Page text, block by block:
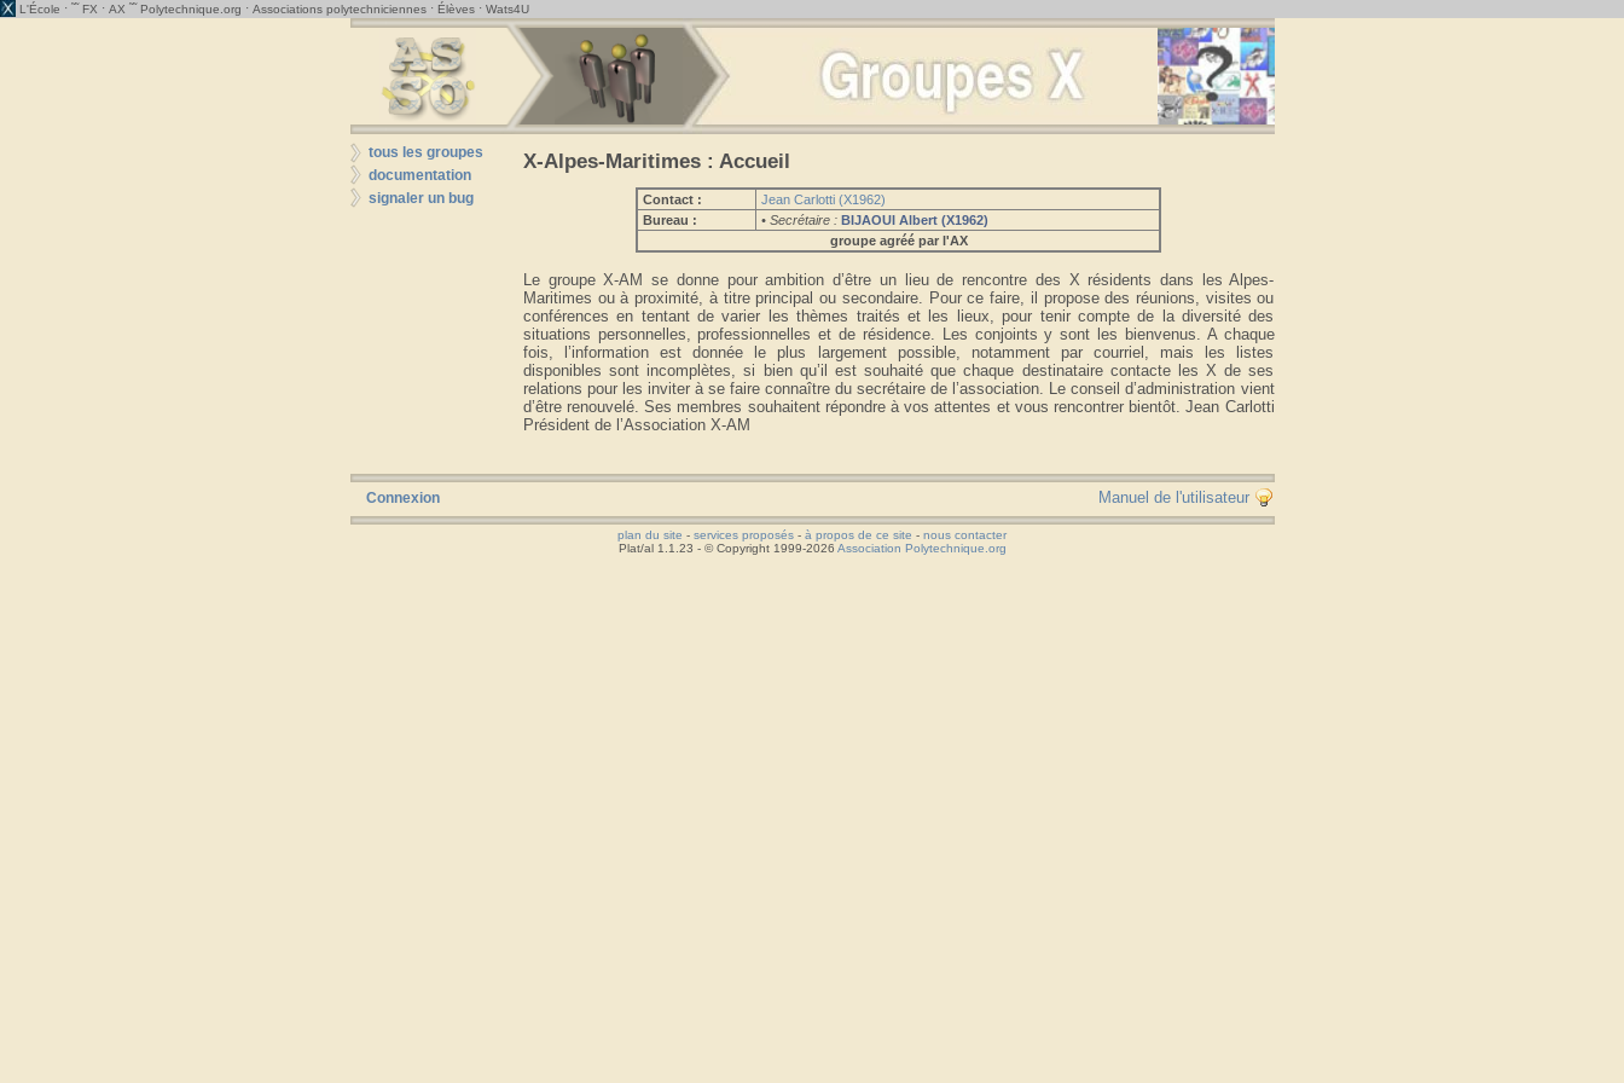
L'École · ˜˜ FX · AX ˜˜ Polytechnique.org · Associations polytechniciennes · Élèves · Wats4U
tous les groupes
documentation
signaler un bug
X-Alpes-Maritimes : Accueil
Contact :
Jean Carlotti (X1962)
Bureau :
• Secrétaire : BIJAOUI Albert (X1962)
groupe agréé par l'AX
Le groupe X-AM se donne pour ambition d’être un lieu de rencontre des X résidents dans les Alpes-
Maritimes ou à proximité, à titre principal ou secondaire. Pour ce faire, il propose des réunions, visites ou
conférences en tentant de varier les thèmes traités et les lieux, pour tenir compte de la diversité des
situations personnelles, professionnelles et de résidence. Les conjoints y sont les bienvenus. A chaque
fois, l’information est donnée le plus largement possible, notamment par courriel, mais les listes
disponibles sont incomplètes, si bien qu’il est souhaité que chaque destinataire contacte les X de ses
relations pour les inviter à se faire connaître du secrétaire de l’association. Le conseil d’administration vient
d’être renouvelé. Ses membres souhaitent répondre à vos attentes et vous rencontrer bientôt. Jean Carlotti
Président de l’Association X-AM
Connexion Manuel de l'utilisateur
plan du site - services proposés - à propos de ce site - nous contacter
Plat/al 1.1.23 - © Copyright 1999-2026 Association Polytechnique.org